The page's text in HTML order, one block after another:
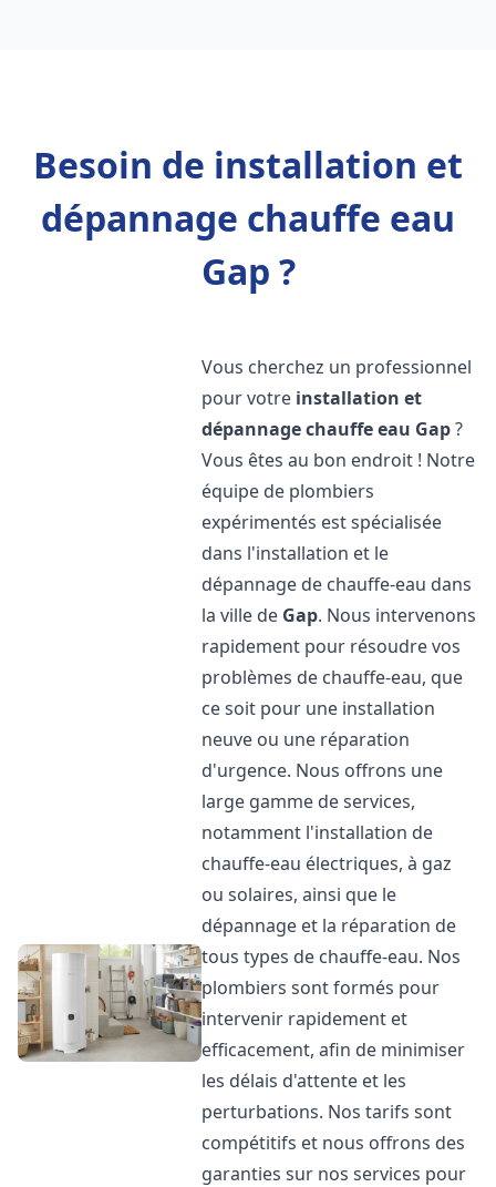
Besoin de installation et
dépannage chauffe eau
Gap ?
Vous cherchez un professionnel
pour votre installation et
dépannage chauffe eau Gap?
Vous êtes au bon endroit ! Notre
équipe de plombiers
expérimentés est spécialisée
dans l'installation et le
dépannage de chauffe-eau dans
la ville de Gap. Nous intervenons
rapidement pour résoudre vos
problèmes de chauffe-eau, que
ce soit pour une installation
neuve ou une réparation
d'urgence. Nous offrons une
large gamme de services,
notamment l'installation de
chauffe-eau électriques, à gaz
ou solaires, ainsi que le
dépannage et la réparation de
tous types de chauffe-eau. Nos
plombiers sont formés pour
intervenir rapidement et
efficacement, afin de minimiser
les délais d'attente et les
perturbations. Nos tarifs sont
compétitifs et nous offrons des
garanties sur nos services pour